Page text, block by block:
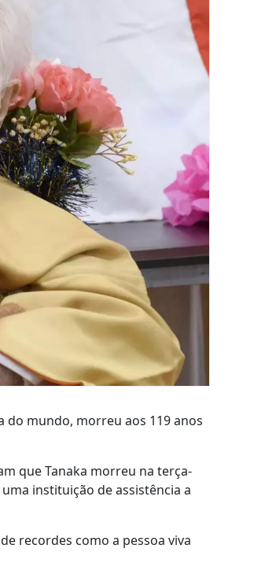
do mundo, morreu aos 119 anos
que Tanaka morreu na terça-
instituição de assistência a
recordes como a pessoa viva